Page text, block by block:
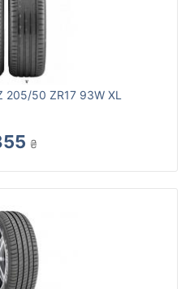
205/50 ZR17 93W XL
₴